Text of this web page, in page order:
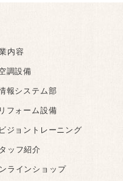
内容
調設備
報システム部
フォーム設備
ジョントレーニング
ッフ紹介
ラインショップ